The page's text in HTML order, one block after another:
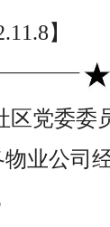
】
区党委
业公司